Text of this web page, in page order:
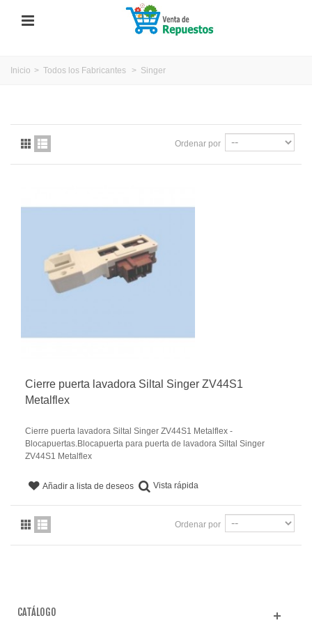
Inicio > Todos los Fabricantes > Singer
Ordenar por
Cierre puerta lavadora Siltal Singer ZV44S1
Metalflex
Cierre puerta lavadora Siltal Singer ZV44S1 Metalflex -
Blocapuertas.Blocapuerta para puerta de lavadora Siltal Singer
ZV44S1 Metalflex
Añadir a lista de deseos Vista rápida
Ordenar por
CATÁLOGO